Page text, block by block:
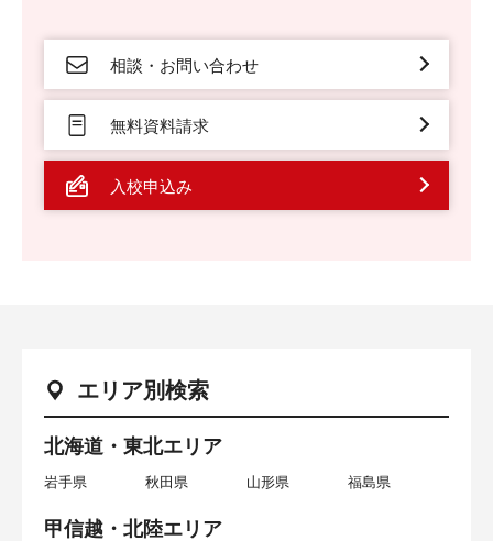
相談・お問い合わせ
無料資料請求
入校申込み
エリア別検索
北海道・東北エリア
岩手県 秋田県 山形県 福島県
甲信越・北陸エリア